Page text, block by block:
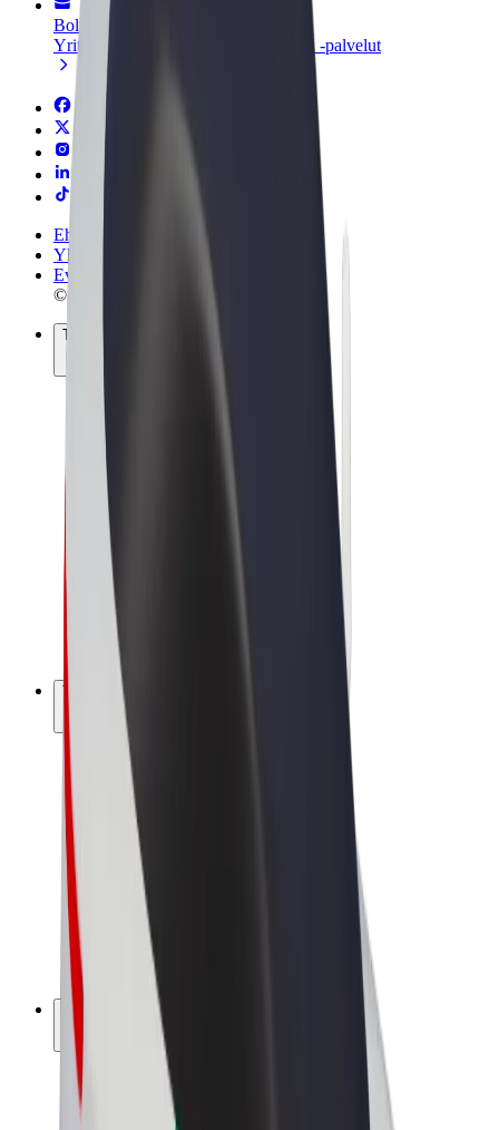
Bolt for Business
Yrityksellesi skaalatut Bolt-tuotteet ja -palvelut
Ehdot
Yksityisyys
Evästeet
© 2026 Bolt Technology OÜ
Tuotteet
Kyydit
Sähköpotkulaudat
Bolt-kauppa
Bolt Food
Bolt Drive
Bolt for Business
Sähköpyörät
Bolt Plus
Tienaa Boltilla
Kuljettajat
Kuljettajan ansiot
Ruokalähetit
Lähetin ansiot
Bolt Food -kauppiaat
Fleeteille
Franchiset
Yritys
Työpaikat
Lisätietoja Boltista